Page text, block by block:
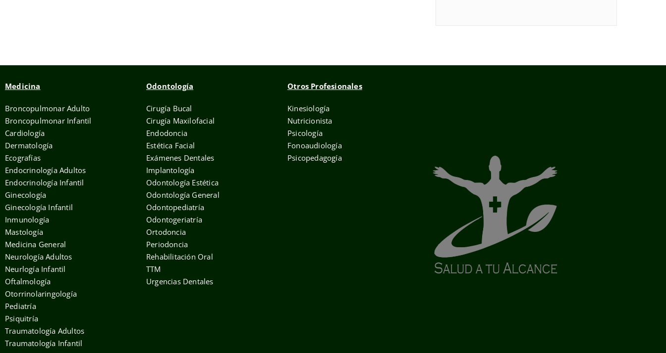
Medicina
Broncopulmonar Adulto
Broncopulmonar Infantil
Cardiología
Dermatología
Ecografías
Endocrinología Adultos
Endocrinología Infantil
Ginecología
Ginecología Infantil
Inmunología
Mastología
Medicina General
Neurología Adultos
Neurlogía Infantil
Oftalmología
Otorrinolaringología
Pediatría
Psiquitría
Traumatología Adultos
Traumatología Infantil
Odontología
Cirugía Bucal
Cirugía Maxilofacial
Endodoncia
Estética Facial
Exámenes Dentales
Implantología
Odontología Estética
Odontología General
Odontopediatría
Odontogeriatría
Ortodoncia
Periodoncia
Rehabilitación Oral
TTM
Urgencias Dentales
Otros Profesionales
Kinesiología
Nutricionista
Psicología
Fonoaudiología
Psicopedagogía